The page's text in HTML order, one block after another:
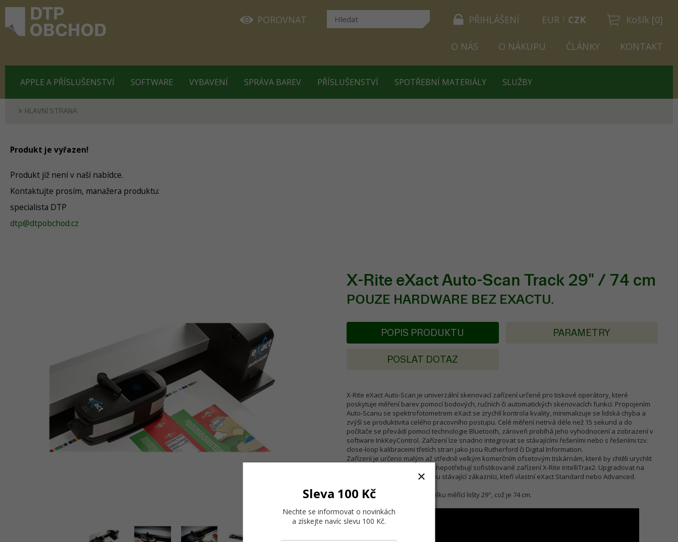
PŘIHLÁŠENÍ Košík [0]
POROVNAT EUR CZK
O NÁS O NÁKUPU ČLÁNKY KONTAKT
APPLE A PŘÍSLUŠENSTVÍ SOFTWARE VYBAVENÍ SPRÁVA BAREV PŘÍSLUŠENSTVÍ SPOTŘEBNÍ MATERIÁLY SLUŽBY
HLAVNÍ STRANA
Produkt je vyřazen!
Produkt již není v naší nabídce.
Kontaktujte prosím, manažera produktu:
specialista DTP
dtp@dtpobchod.cz
X-Rite eXact Auto-Scan Track 29" / 74 cm
POUZE HARDWARE BEZ EXACTU.
POPIS PRODUKTU PARAMETRY
POSLAT DOTAZ
X-Rite eXact Auto-Scan je univerzální skenovací zařízení určené pro tiskové operátory, které
poskytuje měření barev pomocí bodových, ručních či automatických skenovacích funkcí. Propojením
Auto-Scanu se spektrofotometrem eXact se zrychlí kontrola kvality, minimalizuje se lidská chyba a
zvýší se produktivita celého pracovního postupu. Celé měření netrvá déle než 15 sekund a do
počítače se převádí pomocí technologie Bluetooth, zároveň probíhá jeho vyhodnocení a zobrazení v
software InkKeyControl. Zařízení lze snadno integrovat se stávajícími řešeními nebo s řešeními tzv.
close-loop kalibracemi třetích stran jako jsou Rutherford či Digital Information.
Zařízení je určeno malým až středně velkým komerčním ofsetovým tiskárnám, které by chtěli urychlit
celý proces kalibrace a které nepotřebují sofistikované zařízení X-Rite IntelliTrax2. Upgradovat na
Auto-Scan samozřejmě mohou stávající zákazníci, kteří vlastní eXact Standard nebo Advanced.
Tato verze Auto-Scanu má délku měřící liišty 29", což je 74 cm.
Sleva 100 Kč
Nechte se informovat o novinkách
a získejte navíc slevu 100 Kč.